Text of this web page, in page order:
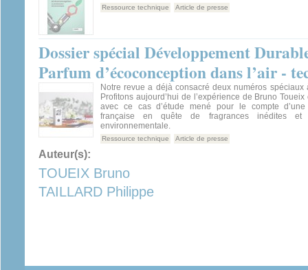
Ressource technique Article de presse
Dossier spécial Développement
Parfum d’écoconception dans l’air -
Notre revue a déjà consacré deux numéros spéciaux
Profitons aujourd’hui de l’expérience de Bruno
avec ce cas d’étude mené pour le compte
française en quête de fragrances inédites et
environnementale.
Ressource technique Article de presse
Auteur(s):
TOUEIX Bruno
TAILLARD Philippe